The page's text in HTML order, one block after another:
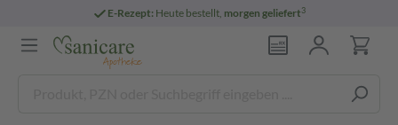
E-Rezept: Heute bestellt, morgen geliefert3